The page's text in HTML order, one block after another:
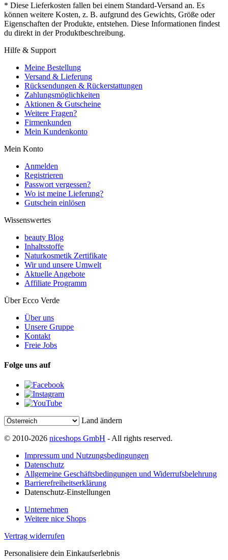
* Diese Lieferkosten fallen bei einem Standard-Versand an. Es
können weitere Kosten, z. B. aufgrund des Gewichts, Größe oder
Eigenschaften der Produkte, entstehen. Diese Informationen findest
du direkt in der Produktbeschreibung.
Hilfe & Support
Meine Bestellung
Versand & Lieferung
Rücksendungen & Rückerstattungen
Zahlungsmöglichkeiten
Aktionen & Gutscheine
Weitere Fragen?
Firmenkunden
Mein Kundenkonto
Mein Konto
Anmelden
Registrieren
Passwort vergessen?
Wo ist meine Lieferung?
Gutschein einlösen
Wissenswertes
beauty Blog
Inhaltsstoffe
Naturkosmetik Zertifikate
Wir und unsere Umwelt
Aktuelle Angebote
Affiliate Programm
Über Ecco Verde
Über uns
Unsere Gruppe
Kontakt
Freie Jobs
Folge uns auf
Land ändern
© 2010-2026 niceshops GmbH - All rights reserved.
Impressum und Nutzungsbedingungen
Datenschutz
Allgemeine Geschäftsbedingungen und Widerrufsbelehrung
Barrierefreiheitserklärung
Datenschutz-Einstellungen
Unternehmen
Weitere nice Shops
Vertrag widerrufen
Personalisiere dein Einkaufserlebnis